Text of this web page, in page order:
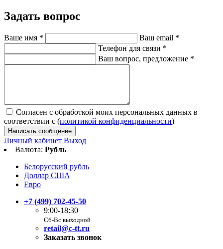
Задать вопрос
Ваше имя * Ваш email *
Телефон для связи *
Ваш вопрос, предложение *
Согласен с обработкой моих персональных данных в
соответствии с (политикой конфиденциальности)
Написать сообщение
Личный кабинет Выход
Валюта: Рубль
Белорусский рубль
Доллар США
Евро
+7 (499) 702-45-50
9:00-18:30
Сб-Вс выходной
retail@c-tt.ru
Заказать звонок